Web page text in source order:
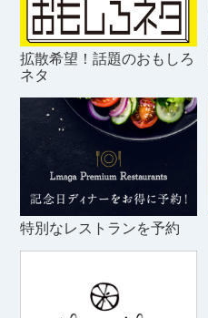
拡散希望！話題のおもしろ
ネタ
特別なレストランを予約